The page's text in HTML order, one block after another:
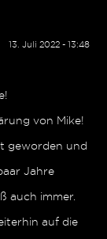
13. Juli 2022 - 13:48
von Mike!
geworden und
Jahre
auch immer.
auf die